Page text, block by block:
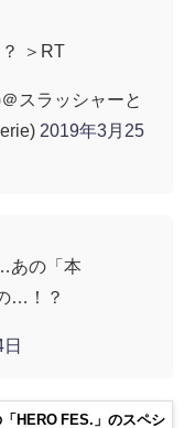
＞RT
スラッシャーと
2019年3月25
あの「本
…！？
「HERO FES.」のスペシ